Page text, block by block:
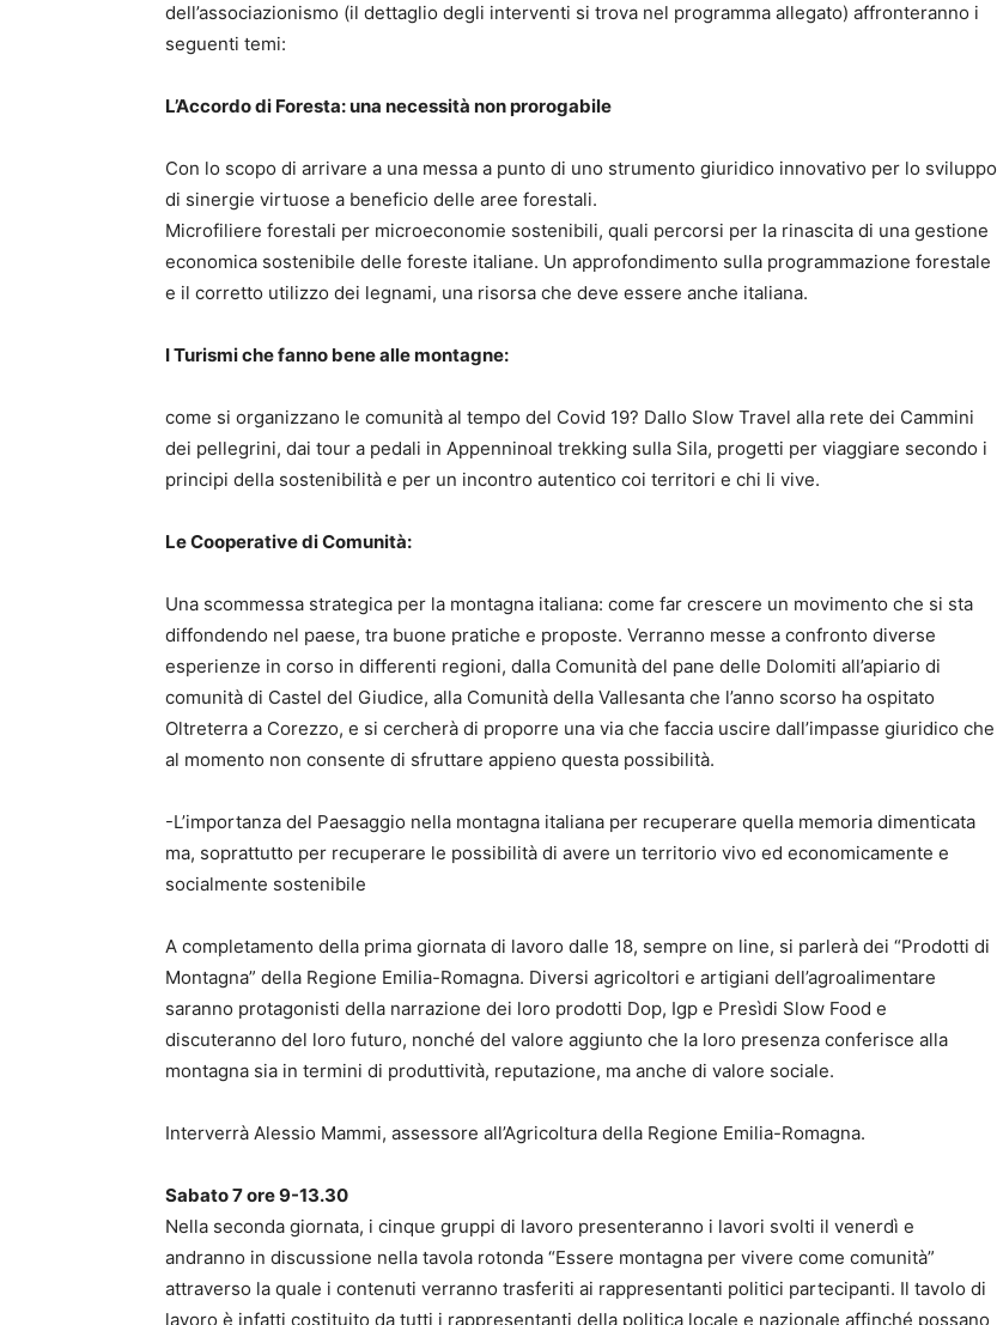
dell’associazionismo (il dettaglio degli interventi si trova nel programma allegato) affronteranno i
seguenti temi:
L’Accordo di Foresta: una necessità non prorogabile
Con lo scopo di arrivare a una messa a punto di uno strumento giuridico innovativo per lo sviluppo
di sinergie virtuose a beneficio delle aree forestali.
Microfiliere forestali per microeconomie sostenibili, quali percorsi per la rinascita di una gestione
economica sostenibile delle foreste italiane. Un approfondimento sulla programmazione forestale
e il corretto utilizzo dei legnami, una risorsa che deve essere anche italiana.
I Turismi che fanno bene alle montagne:
come si organizzano le comunità al tempo del Covid 19? Dallo Slow Travel alla rete dei Cammini
dei pellegrini, dai tour a pedali in Appenninoal trekking sulla Sila, progetti per viaggiare secondo i
principi della sostenibilità e per un incontro autentico coi territori e chi li vive.
Le Cooperative di Comunità:
Una scommessa strategica per la montagna italiana: come far crescere un movimento che si sta
diffondendo nel paese, tra buone pratiche e proposte. Verranno messe a confronto diverse
esperienze in corso in differenti regioni, dalla Comunità del pane delle Dolomiti all’apiario di
comunità di Castel del Giudice, alla Comunità della Vallesanta che l’anno scorso ha ospitato
Oltreterra a Corezzo, e si cercherà di proporre una via che faccia uscire dall’impasse giuridico che
al momento non consente di sfruttare appieno questa possibilità.
-L’importanza del Paesaggio nella montagna italiana per recuperare quella memoria dimenticata
ma, soprattutto per recuperare le possibilità di avere un territorio vivo ed economicamente e
socialmente sostenibile
A completamento della prima giornata di lavoro dalle 18, sempre on line, si parlerà dei “Prodotti di
Montagna” della Regione Emilia-Romagna. Diversi agricoltori e artigiani dell’agroalimentare
saranno protagonisti della narrazione dei loro prodotti Dop, Igp e Presìdi Slow Food e
discuteranno del loro futuro, nonché del valore aggiunto che la loro presenza conferisce alla
montagna sia in termini di produttività, reputazione, ma anche di valore sociale.
Interverrà Alessio Mammi, assessore all’Agricoltura della Regione Emilia-Romagna.
Sabato 7 ore 9-13.30
Nella seconda giornata, i cinque gruppi di lavoro presenteranno i lavori svolti il venerdì e
andranno in discussione nella tavola rotonda “Essere montagna per vivere come comunità”
attraverso la quale i contenuti verranno trasferiti ai rappresentanti politici partecipanti. Il tavolo di
lavoro è infatti costituito da tutti i rappresentanti della politica locale e nazionale affinché possano